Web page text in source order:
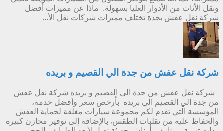
ونقل الأثاث من الأدوار العليا بسهولة. ماذا عن مميزات أفضل
شركة نقل عفش بجدة تختلف مميزات شركات نقل الأ...
شركة نقل عفش من جدة الي القصيم و بريده
شركة نقل عفش من جدة الي القصيم و بريده شركة نقل عفش
من جدة الي القصيم الي بريده بأرخص سعر وأفضل خدمة،
المؤسسة التي تقدم لكم مجموعة سيارات مغلقة لحماية العفش
والحفاظ عليه من تقلبات الطقس، بالإضافة إلى توفير مخازن كبيرة